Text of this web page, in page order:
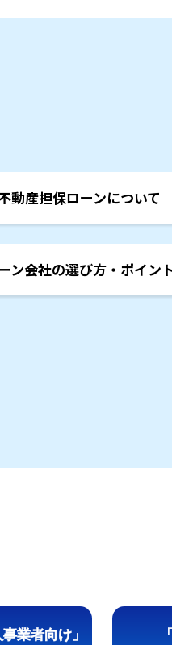
動産担保ローンについて
ン会社の選び方・ポイン
業者向け」